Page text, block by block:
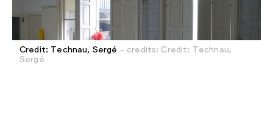
Credit: Technau, Sergé - credits: Credit: Technau,
Sergé